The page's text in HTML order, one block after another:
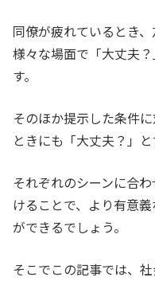
同僚が疲れているとき
様々な場面で「大丈夫
す。
そのほか提示した条件
ときにも「大丈夫？」
それぞれのシーンに合
けることで、より有意
ができるでしょう。
そこでこの記事では、